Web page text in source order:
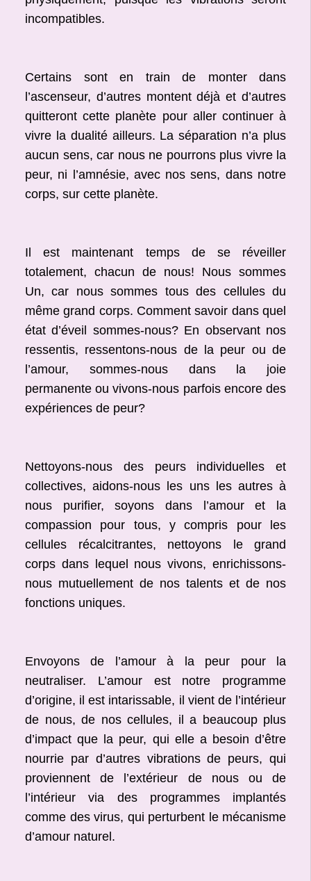
incompatibles.
Certains sont en train de monter dans
l’ascenseur, d’autres montent déjà et d’autres
quitteront cette planète pour aller continuer à
vivre la dualité ailleurs. La séparation n’a plus
aucun sens, car nous ne pourrons plus vivre la
peur, ni l’amnésie, avec nos sens, dans notre
corps, sur cette planète.
Il est maintenant temps de se réveiller
totalement, chacun de nous! Nous sommes
Un, car nous sommes tous des cellules du
même grand corps. Comment savoir dans quel
état d’éveil sommes-nous? En observant nos
ressentis, ressentons-nous de la peur ou de
l’amour, sommes-nous dans la joie
permanente ou vivons-nous parfois encore des
expériences de peur?
Nettoyons-nous des peurs individuelles et
collectives, aidons-nous les uns les autres à
nous purifier, soyons dans l’amour et la
compassion pour tous, y compris pour les
cellules récalcitrantes, nettoyons le grand
corps dans lequel nous vivons, enrichissons-
nous mutuellement de nos talents et de nos
fonctions uniques.
Envoyons de l’amour à la peur pour la
neutraliser. L’amour est notre programme
d’origine, il est intarissable, il vient de l’intérieur
de nous, de nos cellules, il a beaucoup plus
d’impact que la peur, qui elle a besoin d’être
nourrie par d’autres vibrations de peurs, qui
proviennent de l’extérieur de nous ou de
l’intérieur via des programmes implantés
comme des virus, qui perturbent le mécanisme
d’amour naturel.